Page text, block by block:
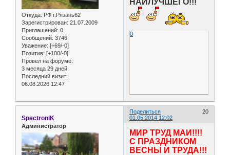
Откуда: РФ г.Рязань62
Зарегистрирован: 21.07.2009
Приглашений: 0
Сообщений: 3746
Уважение: [+69/-0]
Позитив: [+100/-0]
Провел на форуме:
3 месяца 29 дней
Последний визит:
06.08.2026 12:47
НАИЛУЧШЕГО!!!
0
Поделиться
20
01.05.2014 12:02
SpectroniK
Администратор
МИР ТРУД МАЙ!!!!
С ПРАЗДНИКОМ
ВЕСНЫ И ТРУДА!!!